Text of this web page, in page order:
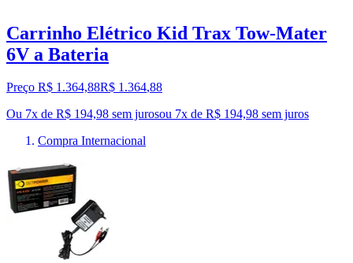
Carrinho Elétrico Kid Trax Tow-Mater
6V a Bateria
Preço R$ 1.364,88R$ 1.364,88
Ou 7x de R$ 194,98 sem jurosou 7x de R$ 194,98 sem juros
Compra Internacional